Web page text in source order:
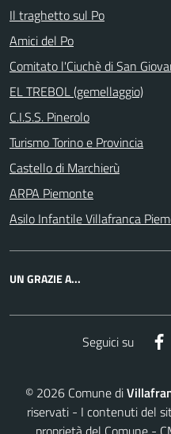
Il traghetto sul Po
Amici del Po
Comitato l'Ciuchè di San
EL TREBOL (gemellaggio)
C.I.S.S. Pinerolo
Turismo Torino e Provincia
Castello di Marchierù
ARPA Piemonte
Asilo Infantile Villafranca
UN GRAZIE A...
Seguici su
© 2026 Comune di
riservati - I contenuti del